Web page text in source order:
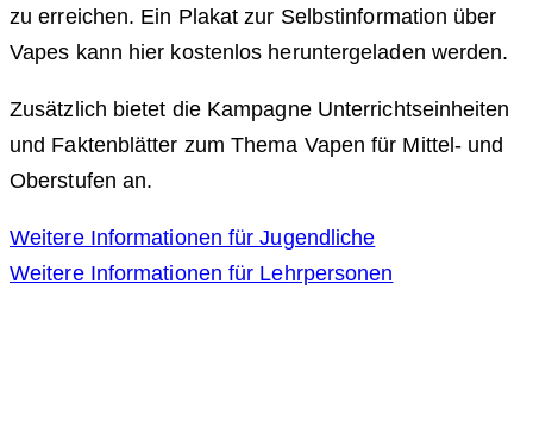
zu erreichen. Ein Plakat zur Selbstinformation über
Vapes kann hier kostenlos heruntergeladen werden.
Zusätzlich bietet die Kampagne Unterrichtseinheiten
und Faktenblätter zum Thema Vapen für Mittel- und
Oberstufen an.
Weitere Informationen für Jugendliche
Weitere Informationen für Lehrpersonen